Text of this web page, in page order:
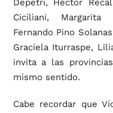
Depetri, Héctor
Ciciliani, Margarita
Fernando Pino
Graciela Iturraspe,
invita a las
mismo sentido.
Cabe recordar que